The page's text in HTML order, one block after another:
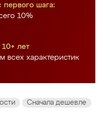
первого шага:
10%
лет
всех характеристик
Сначала дешевле